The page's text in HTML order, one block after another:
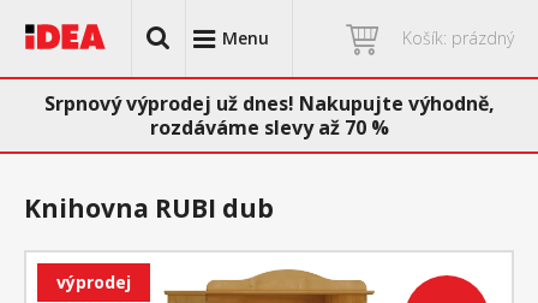
Menu Košík: prázdný
Srpnový výprodej už dnes! Nakupujte výhodně,
rozdáváme slevy až 70 %
výprodej
Knihovna RUBI dub